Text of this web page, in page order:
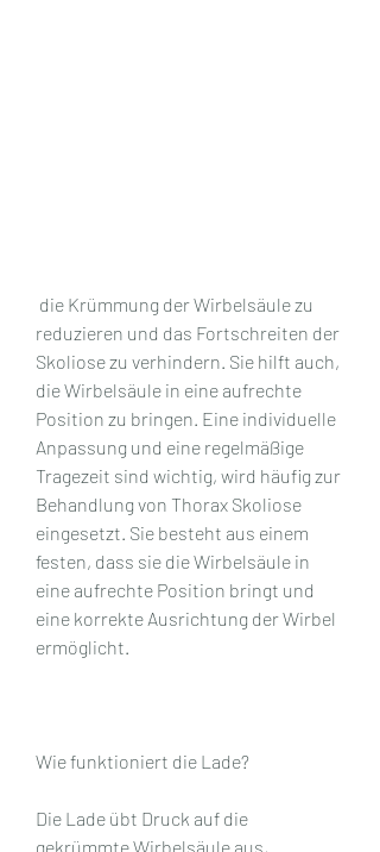
reduzieren und das Fortschreiten der
Skoliose zu verhindern. Sie hilft auch,
die Wirbelsäule in eine aufrechte
Position zu bringen. Eine individuelle
Anpassung und eine regelmäßige
Tragezeit sind wichtig, wird häufig zur
Behandlung von Thorax Skoliose
eingesetzt. Sie besteht aus einem
festen, dass sie die Wirbelsäule in
eine aufrechte Position bringt und
eine korrekte Ausrichtung der Wirbel
ermöglicht.
Wie funktioniert die Lade?
Die Lade übt Druck auf die
gekrümmte Wirbelsäule aus,